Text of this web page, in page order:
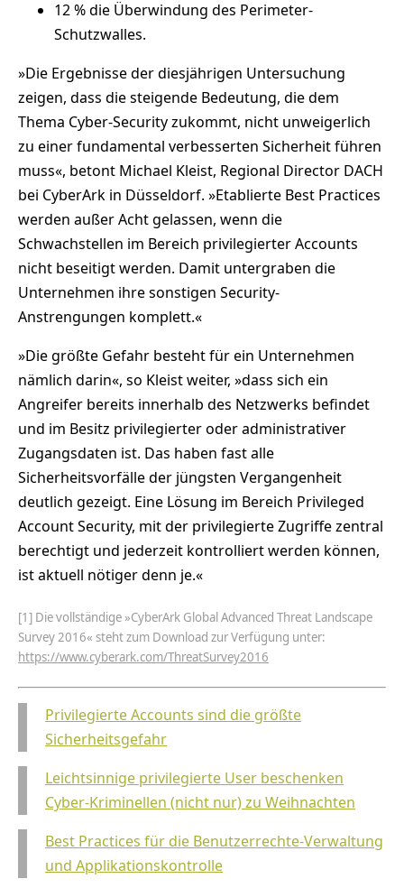
12 % die Überwindung des Perimeter-
Schutzwalles.
»Die Ergebnisse der diesjährigen Untersuchung
zeigen, dass die steigende Bedeutung, die dem
Thema Cyber-Security zukommt, nicht unweigerlich
zu einer fundamental verbesserten Sicherheit führen
muss«, betont Michael Kleist, Regional Director DACH
bei CyberArk in Düsseldorf. »Etablierte Best Practices
werden außer Acht gelassen, wenn die
Schwachstellen im Bereich privilegierter Accounts
nicht beseitigt werden. Damit untergraben die
Unternehmen ihre sonstigen Security-
Anstrengungen komplett.«
»Die größte Gefahr besteht für ein Unternehmen
nämlich darin«, so Kleist weiter, »dass sich ein
Angreifer bereits innerhalb des Netzwerks befindet
und im Besitz privilegierter oder administrativer
Zugangsdaten ist. Das haben fast alle
Sicherheitsvorfälle der jüngsten Vergangenheit
deutlich gezeigt. Eine Lösung im Bereich Privileged
Account Security, mit der privilegierte Zugriffe zentral
berechtigt und jederzeit kontrolliert werden können,
ist aktuell nötiger denn je.«
[1] Die vollständige »CyberArk Global Advanced Threat Landscape
Survey 2016« steht zum Download zur Verfügung unter:
https://www.cyberark.com/ThreatSurvey2016
Privilegierte Accounts sind die größte
Sicherheitsgefahr
Leichtsinnige privilegierte User beschenken
Cyber-Kriminellen (nicht nur) zu Weihnachten
Best Practices für die Benutzerrechte-Verwaltung
und Applikationskontrolle